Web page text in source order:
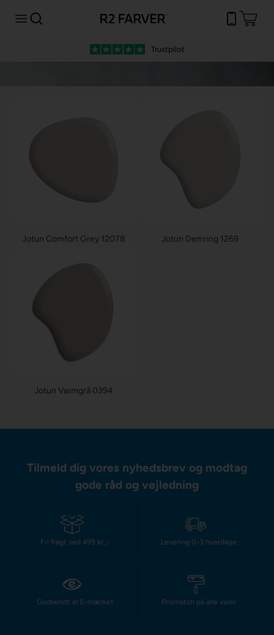
Trustpilot
Jotun Comfort Grey 12078 Jotun Demring 1269
Jotun Varmgrå 0394
Tilmeld dig vores nyhedsbrev og modtag
gode råd og vejledning
Fri fragt ved 499 kr.,- Levering 0-3 hverdage
Godkendt af E-mærket Prismatch på alle varer